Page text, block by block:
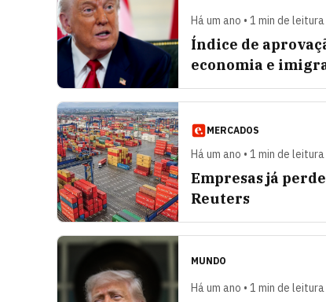
Há um ano • 1 min de leitura
Índice de
economia e
MERCADOS
Há um ano • 1 min de leitura
Empresas já
Reuters
MUNDO
Há um ano • 1 min de leitura